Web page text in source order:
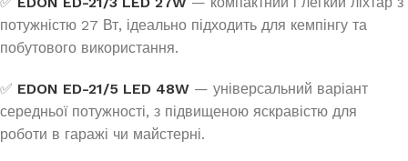
потужністю 27 Вт, ідеально підходить для кемпінгу та
побутового використання.
✅ EDON ED-21/5 LED 48W — універсальний варіант
середньої потужності, з підвищеною яскравістю для
роботи в гаражі чи майстерні.